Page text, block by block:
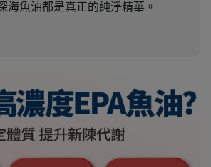
海魚油都是真正的純淨精華。